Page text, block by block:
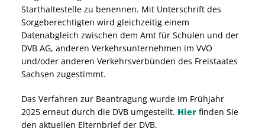
Starthaltestelle zu benennen. Mit Unterschrift des
Sorgeberechtigten wird gleichzeitig einem
Datenabgleich zwischen dem Amt für Schulen und der
DVB AG, anderen Verkehrsunternehmen im VVO
und/oder anderen Verkehrsverbünden des Freistaates
Sachsen zugestimmt.
Das Verfahren zur Beantragung wurde im Frühjahr
2025 erneut durch die DVB umgestellt. Hier finden Sie
den aktuellen Elternbrief der DVB.